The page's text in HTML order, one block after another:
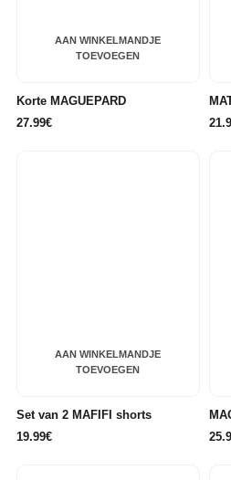
AAN WINKELMANDJE
TOEVOEGEN
Korte MAGUEPARD
27.99€
AAN WINKELMANDJE
TOEVOEGEN
Set van 2 MAFIFI shorts
19.99€